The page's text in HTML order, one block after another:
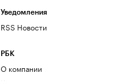
Уведомления
RSS Новости
РБК
О компании